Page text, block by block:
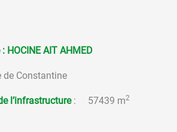
HOCINE AIT AHMED
de Constantine
l’infrastructure: 57439 m2